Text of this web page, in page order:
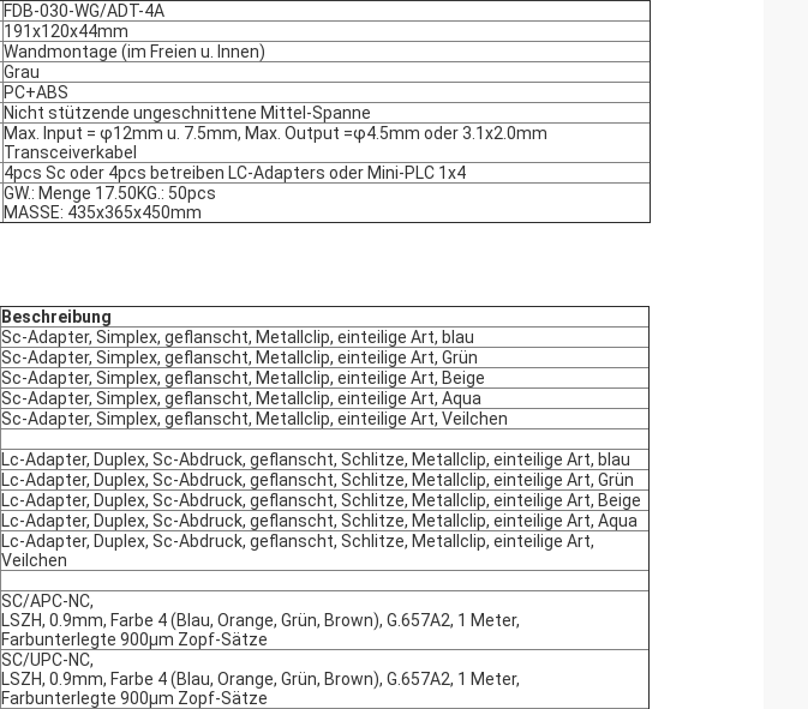
FDB-030-WG/ADT-4A
191x120x44mm
Wandmontage (im Freien u. Innen)
Grau
PC+ABS
Nicht stützende ungeschnittene Mittel-Spanne
Max. Input = φ12mm u. 7.5mm, Max. Output =φ4.5mm oder 3.1x2.0mm
Transceiverkabel
4pcs Sc oder 4pcs betreiben LC-Adapters oder Mini-PLC 1x4
GW.: Menge 17.50KG.: 50pcs
MASSE: 435x365x450mm
Beschreibung
Sc-Adapter, Simplex, geflanscht, Metallclip, einteilige Art, blau
Sc-Adapter, Simplex, geflanscht, Metallclip, einteilige Art, Grün
Sc-Adapter, Simplex, geflanscht, Metallclip, einteilige Art, Beige
Sc-Adapter, Simplex, geflanscht, Metallclip, einteilige Art, Aqua
Sc-Adapter, Simplex, geflanscht, Metallclip, einteilige Art, Veilchen
Lc-Adapter, Duplex, Sc-Abdruck, geflanscht, Schlitze, Metallclip, einteilige Art, blau
Lc-Adapter, Duplex, Sc-Abdruck, geflanscht, Schlitze, Metallclip, einteilige Art, Grün
Lc-Adapter, Duplex, Sc-Abdruck, geflanscht, Schlitze, Metallclip, einteilige Art, Beige
Lc-Adapter, Duplex, Sc-Abdruck, geflanscht, Schlitze, Metallclip, einteilige Art, Aqua
Lc-Adapter, Duplex, Sc-Abdruck, geflanscht, Schlitze, Metallclip, einteilige Art,
Veilchen
SC/APC-NC,
LSZH, 0.9mm, Farbe 4 (Blau, Orange, Grün, Brown), G.657A2, 1 Meter,
Farbunterlegte 900μm Zopf-Sätze
SC/UPC-NC,
LSZH, 0.9mm, Farbe 4 (Blau, Orange, Grün, Brown), G.657A2, 1 Meter,
Farbunterlegte 900μm Zopf-Sätze